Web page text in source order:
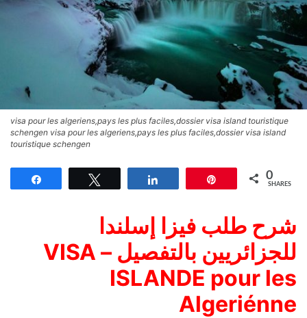
visa pour les algeriens,pays les plus faciles,dossier visa island touristique
schengen visa pour les algeriens,pays les plus faciles,dossier visa island
touristique schengen
0
SHARES
شرح طلب فيزا إسلندا
للجزائريين بالتفصيل – VISA
ISLANDE pour les
Algeriénne